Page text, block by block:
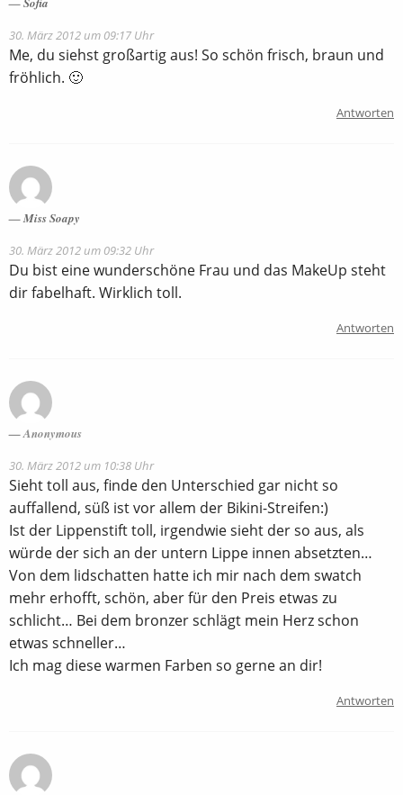
30. März 2012 um 09:17 Uhr
Me, du siehst großartig aus! So schön frisch, braun und
fröhlich. 🙂
Antworten
Miss Soapy
30. März 2012 um 09:32 Uhr
Du bist eine wunderschöne Frau und das MakeUp steht
dir fabelhaft. Wirklich toll.
Antworten
Anonymous
30. März 2012 um 10:38 Uhr
Sieht toll aus, finde den Unterschied gar nicht so
auffallend, süß ist vor allem der Bikini-Streifen:)
Ist der Lippenstift toll, irgendwie sieht der so aus, als
würde der sich an der untern Lippe innen absetzten…
Von dem lidschatten hatte ich mir nach dem swatch
mehr erhofft, schön, aber für den Preis etwas zu
schlicht… Bei dem bronzer schlägt mein Herz schon
etwas schneller…
Ich mag diese warmen Farben so gerne an dir!
Antworten